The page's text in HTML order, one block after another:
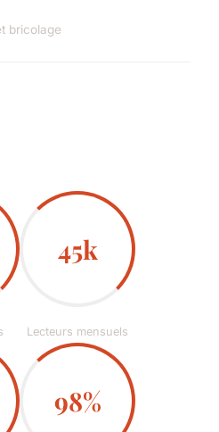
bricolage
45k
Lecteurs mensuels
98%